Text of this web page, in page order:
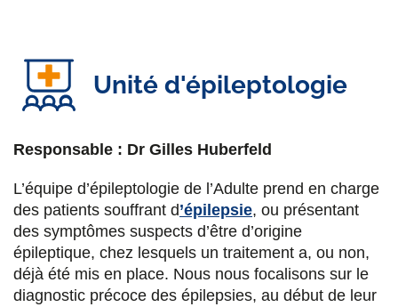
Mathilde Derosin
Orthophoniste
Mélissa Hervy Jeulin
Orthophoniste
Psychiatre, Responsable de l'unité
neuropsychologie, neurovision,
neurocognition (I3N)
Sylvie Chokron
PHD, Neuropsychologue, Directrice de la
Recherche I3N
Dr Dorin-Damien Sumanaru
Pédiatre
Unité d'épileptologie
Responsable : Dr Gilles Huberfeld
L’équipe d’épileptologie de l’Adulte prend en charge
des patients souffrant d’épilepsie, ou présentant
des symptômes suspects d’être d’origine
épileptique, chez lesquels un traitement a, ou non,
déjà été mis en place. Nous nous focalisons sur le
diagnostic précoce des épilepsies, au début de leur